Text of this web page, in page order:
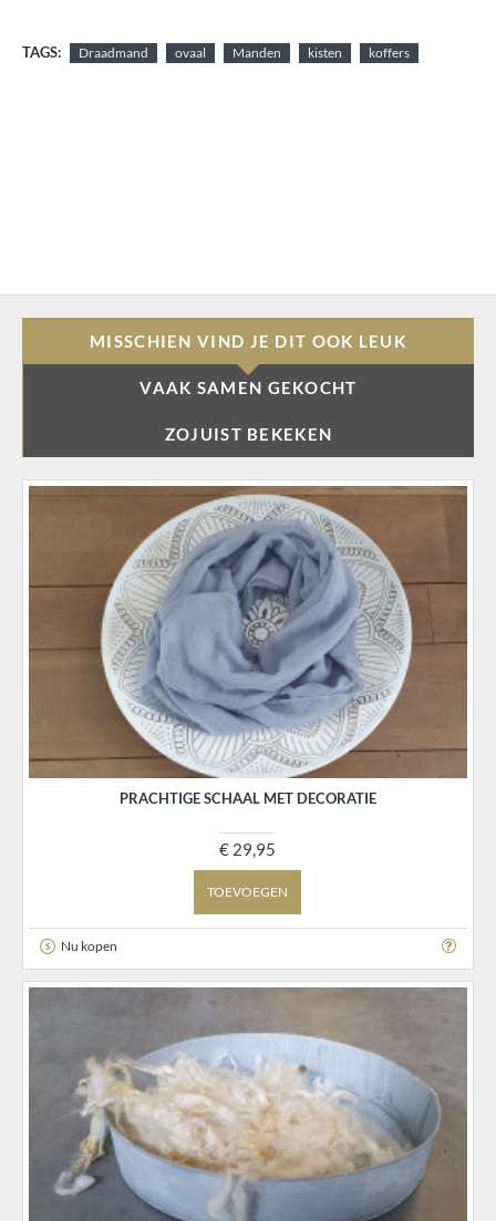
TAGS: Draadmand ovaal Manden kisten koffers
MISSCHIEN VIND JE DIT OOK LEUK
VAAK SAMEN GEKOCHT
ZOJUIST BEKEKEN
PRACHTIGE SCHAAL MET DECORATIE
€ 29,95
TOEVOEGEN
Nu kopen